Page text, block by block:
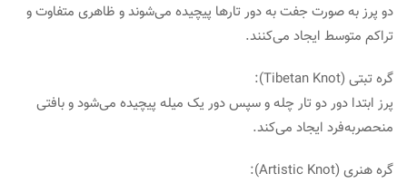
دو پرز به صورت جفت به دور تارها پیچیده می‌شوند و ظاهری متفاوت و
تراکم متوسط ایجاد می‌کنند.
گره تبتی (Tibetan Knot):
پرز ابتدا دور دو تار چله و سپس دور یک میله پیچیده می‌شود و بافتی
منحصربه‌فرد ایجاد می‌کند.
گره هنری (Artistic Knot):